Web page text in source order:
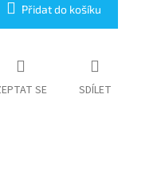
Přidat do košíku
SE SDÍLET